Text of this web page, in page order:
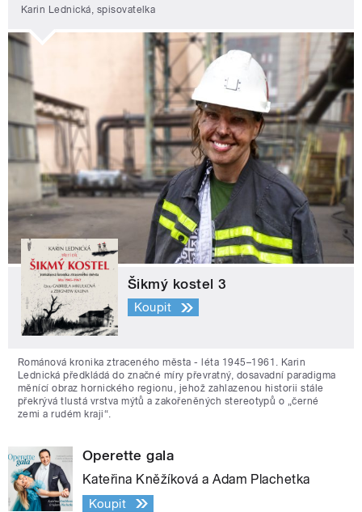
Karin Lednická, spisovatelka
Šikmý kostel 3
Koupit
Románová kronika ztraceného města - léta 1945–1961. Karin
Lednická předkládá do značné míry převratný, dosavadní paradigma
měnící obraz hornického regionu, jehož zahlazenou historii stále
překrývá tlustá vrstva mýtů a zakořeněných stereotypů o „černé
zemi a rudém kraji“.
Operette gala
Kateřina Kněžíková a Adam Plachetka
Koupit